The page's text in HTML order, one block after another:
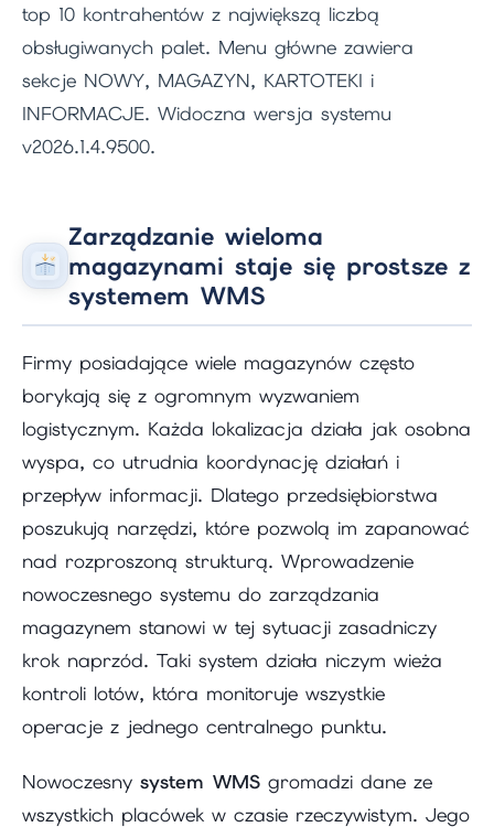
top 10 kontrahentów z największą liczbą
obsługiwanych palet. Menu główne zawiera
sekcje NOWY, MAGAZYN, KARTOTEKI i
INFORMACJE. Widoczna wersja systemu
v2026.1.4.9500.
Zarządzanie wieloma
magazynami staje się prostsze z
systemem WMS
Firmy posiadające wiele magazynów często
borykają się z ogromnym wyzwaniem
logistycznym. Każda lokalizacja działa jak osobna
wyspa, co utrudnia koordynację działań i
przepływ informacji. Dlatego przedsiębiorstwa
poszukują narzędzi, które pozwolą im zapanować
nad rozproszoną strukturą. Wprowadzenie
nowoczesnego systemu do zarządzania
magazynem stanowi w tej sytuacji zasadniczy
krok naprzód. Taki system działa niczym wieża
kontroli lotów, która monitoruje wszystkie
operacje z jednego centralnego punktu.
Nowoczesny system WMS gromadzi dane ze
wszystkich placówek w czasie rzeczywistym. Jego